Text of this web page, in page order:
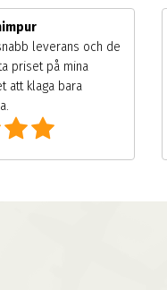
leverans och de
priset på mina
att klaga bara